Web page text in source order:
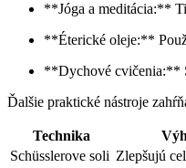
**Jóga a meditácia:**
**Éterické oleje:**
**Dychové cvičenia:**
Ďalšie praktické nástroje
Technika
Schüsslerove soli Zlepšujú